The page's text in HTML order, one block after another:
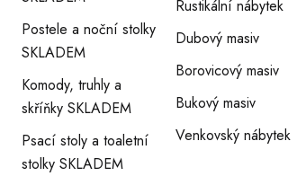
Postele a noční stolky
SKLADEM
Komody, truhly a
skříňky SKLADEM
Psací stoly a toaletní
stolky SKLADEM
Rustikální nábytek
Dubový masiv
Borovicový masiv
Bukový masiv
Venkovský nábytek